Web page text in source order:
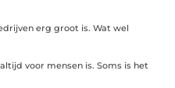
erg groot is. Wat wel
voor mensen is. Soms is het